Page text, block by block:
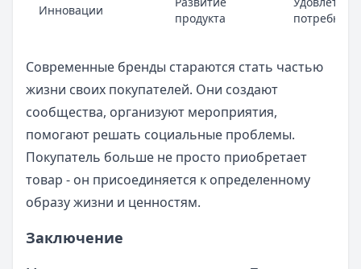
Инновации
продукта
Современные бренды стараются стать частью
жизни своих покупателей. Они создают
сообщества, организуют мероприятия,
помогают решать социальные проблемы.
Покупатель больше не просто приобретает
товар - он присоединяется к определенному
образу жизни и ценностям.
Заключение